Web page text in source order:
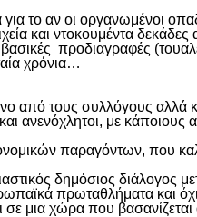
το αν οι οργανωμένοι
και ντοκουμέντα
προδιαγραφές
χρόνια…
τους συλλόγους αλλά
ανενόχλητοι, με
παραγόντων, που
δημόσιος διάλογος
πρωταθλήματα και
σε μια χώρα που